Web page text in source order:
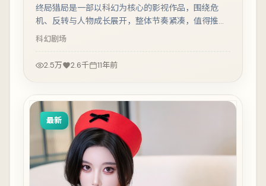
终局猎局是一部以科幻为核心的影视作品，围绕危
机、反转与人物成长展开，整体节奏紧凑，值得推荐
观看。
科幻剧场
2.5万 2.6千 11年前
最新